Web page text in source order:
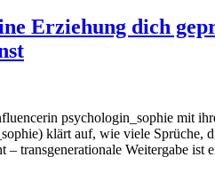
Erziehung dich
psychologin_sophie mit
klärt auf, wie viele Sprüche,
transgenerationale Weitergabe ist